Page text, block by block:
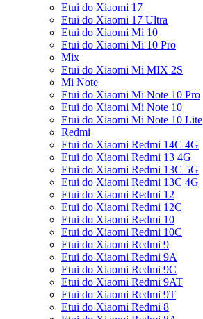
Etui do Xiaomi 17
Etui do Xiaomi 17 Ultra
Etui do Xiaomi Mi 10
Etui do Xiaomi Mi 10 Pro
Mix
Etui do Xiaomi Mi MIX 2S
Mi Note
Etui do Xiaomi Mi Note 10 Pro
Etui do Xiaomi Mi Note 10
Etui do Xiaomi Mi Note 10 Lite
Redmi
Etui do Xiaomi Redmi 14C 4G
Etui do Xiaomi Redmi 13 4G
Etui do Xiaomi Redmi 13C 5G
Etui do Xiaomi Redmi 13C 4G
Etui do Xiaomi Redmi 12
Etui do Xiaomi Redmi 12C
Etui do Xiaomi Redmi 10
Etui do Xiaomi Redmi 10C
Etui do Xiaomi Redmi 9
Etui do Xiaomi Redmi 9A
Etui do Xiaomi Redmi 9C
Etui do Xiaomi Redmi 9AT
Etui do Xiaomi Redmi 9T
Etui do Xiaomi Redmi 8